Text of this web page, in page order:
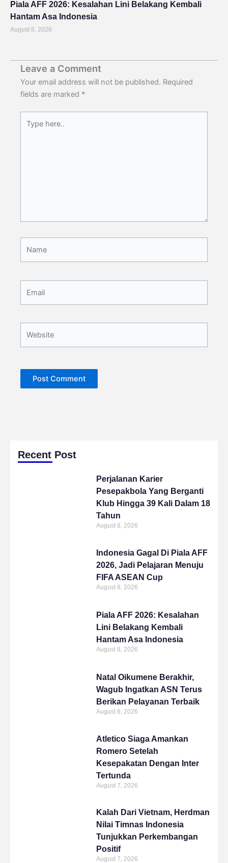
Piala AFF 2026: Kesalahan Lini Belakang Kembali
Hantam Asa Indonesia
August 8, 2026
Leave a Comment
Your email address will not be published. Required
fields are marked *
here..
Recent Post
Perjalanan Karier
Pesepakbola Yang Berganti
Klub Hingga 39 Kali Dalam 18
Tahun
August 8, 2026
Indonesia Gagal Di Piala AFF
2026, Jadi Pelajaran Menuju
FIFA ASEAN Cup
August 8, 2026
Piala AFF 2026: Kesalahan
Lini Belakang Kembali
Hantam Asa Indonesia
August 8, 2026
Natal Oikumene Berakhir,
Wagub Ingatkan ASN Terus
Berikan Pelayanan Terbaik
August 8, 2026
Atletico Siaga Amankan
Romero Setelah
Kesepakatan Dengan Inter
Tertunda
August 7, 2026
Kalah Dari Vietnam, Herdman
Nilai Timnas Indonesia
Tunjukkan Perkembangan
Positif
August 7, 2026